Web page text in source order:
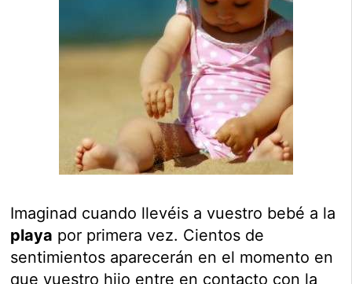
Imaginad cuando llevéis a vuestro bebé a la
playa por primera vez. Cientos de
sentimientos aparecerán en el momento en
que vuestro hijo entre en contacto con la